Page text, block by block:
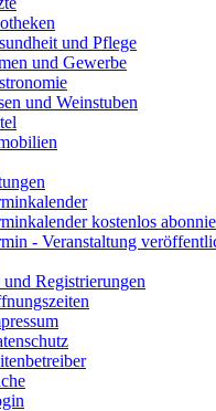
und Pflege
und Gewerbe
und Weinstuben
kostenlos
- Veranstaltung
Registrierungen